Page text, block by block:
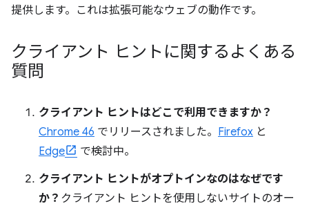
提供します。これは拡張可能なウェブの動作です。
クライアント ヒントに関するよくある
質問
クライアント ヒントはどこで利用できますか？
Chrome 46 でリリースされました。 Firefox と
Edge
で検討中。
クライアント ヒントがオプトインなのはなぜです
か？ クライアント ヒントを使用しないサイトのオー